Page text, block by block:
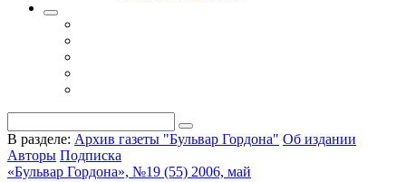
В разделе: Архив газеты "Бульвар Гордона" Об издании
Авторы Подписка
«Бульвар Гордона», №19 (55) 2006, май